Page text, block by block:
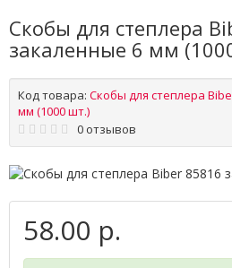
Скобы для степлера
закаленные 6 мм
Код товара: Скобы для степлера
мм (1000 шт.)
0 отзывов
58.00 р.